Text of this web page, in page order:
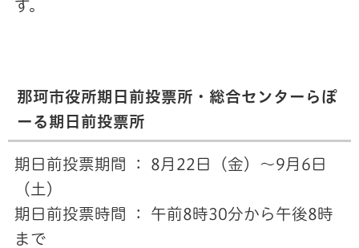
す。
那珂市役所期日前投票所・総合センターらぽ
ーる期日前投票所
期日前投票期間 ： 8月22日（金）～9月6日
（土）
期日前投票時間 ： 午前8時30分から午後8時
まで